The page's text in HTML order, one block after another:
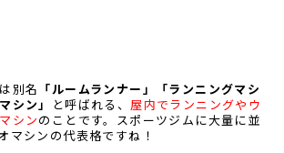
は別名 「ルームランナー」「ランニングマシ
シン」
と呼ばれる、 屋内でランニングやウ
シンのことです。スポーツジムに大量に並
マシンの代表格ですね！